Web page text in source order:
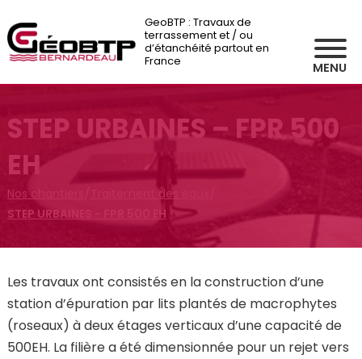
GeoBTP : Travaux de
terrassement et / ou
d’étanchéité partout en
France
MENU
STEP URBAINES – FPR 500
EH
Nos chantiers Traitement des eaux
STEP URBAINES - FPR 500 EH
Les travaux ont consistés en la construction d’une
station d’épuration par lits plantés de macrophytes
(roseaux) à deux étages verticaux d’une capacité de
500EH. La filière a été dimensionnée pour un rejet vers